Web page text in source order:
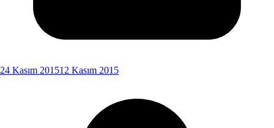
24 Kasım 201512 Kasım 2015